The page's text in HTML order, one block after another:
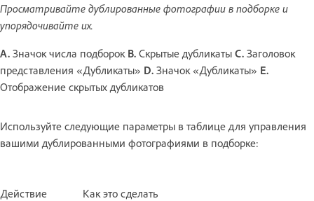
Просматривайте дублированные фотографии в подборке и
упорядочивайте их.
A. Значок числа подборок B. Скрытые дубликаты C. Заголовок
представления «Дубликаты» D. Значок «Дубликаты» E.
Отображение скрытых дубликатов
Используйте следующие параметры в таблице для управления
вашими дублированными фотографиями в подборке:
Действие Как это сделать